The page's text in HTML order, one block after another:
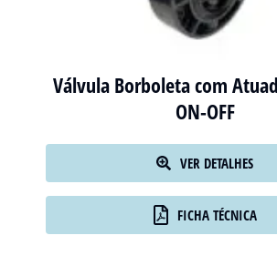
Válvula Borboleta com
ON-OFF
VER DETALHES
FICHA TÉCNICA